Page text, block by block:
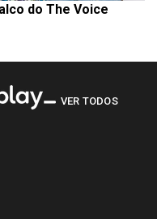
do The Voice
VER TODOS